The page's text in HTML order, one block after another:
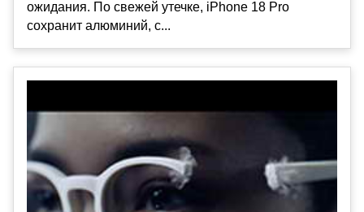
ожидания. По свежей утечке, iPhone 18 Pro
сохранит алюминий, с...